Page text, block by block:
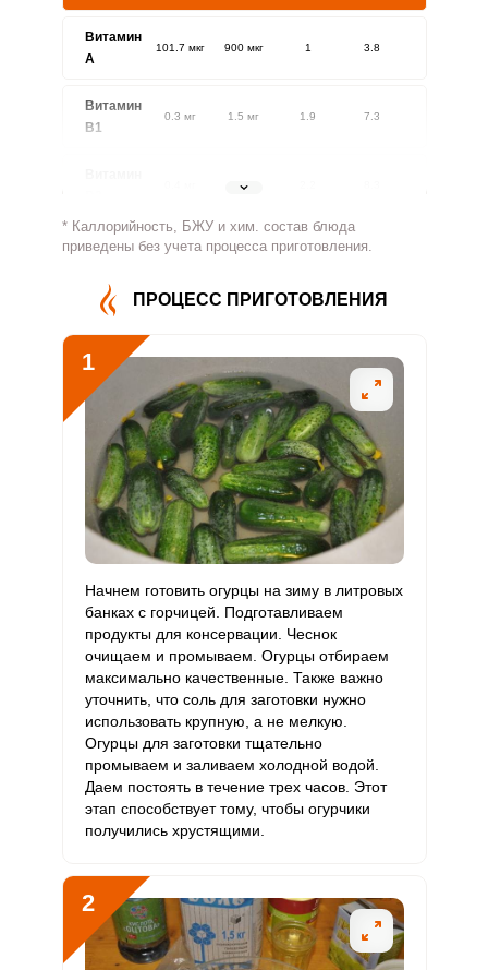
Витамин
A
101.7 мкг 900 мкг 1 3.8
Витамин
В1
0.3 мг 1.5 мг 1.9 7.3
1.8 мг
Витамин
62.4 мг 500 мг 1.1 4.2
Витамин
В5
Витамин
В6
0.5 мг 2 мг 2.1 7.8
Витамин
41.2 мкг 400 мкг 0.9 3.4
Витамин
В12
0 3 мкг 0 0
Витамин
С
101.9 мкг 90 мкг 9.9 37.7
Витамин
D
0
Витамин
E
Биотин 9 мг 50 мг 1.6 6
Витамин
Витамин
РР
3.5 мг 20 мг 1.5 5.8
* Каллорийность, БЖУ и хим. состав блюда
приведены без учета процесса приготовления.
ПРОЦЕСС ПРИГОТОВЛЕНИЯ
1
Начнем готовить огурцы на зиму в литровых
банках с горчицей. Подготавливаем
продукты для консервации. Чеснок
очищаем и промываем. Огурцы отбираем
максимально качественные. Также важно
уточнить, что соль для заготовки нужно
использовать крупную, а не мелкую.
Огурцы для заготовки тщательно
промываем и заливаем холодной водой.
Даем постоять в течение трех часов. Этот
этап способствует тому, чтобы огурчики
получились хрустящими.
2